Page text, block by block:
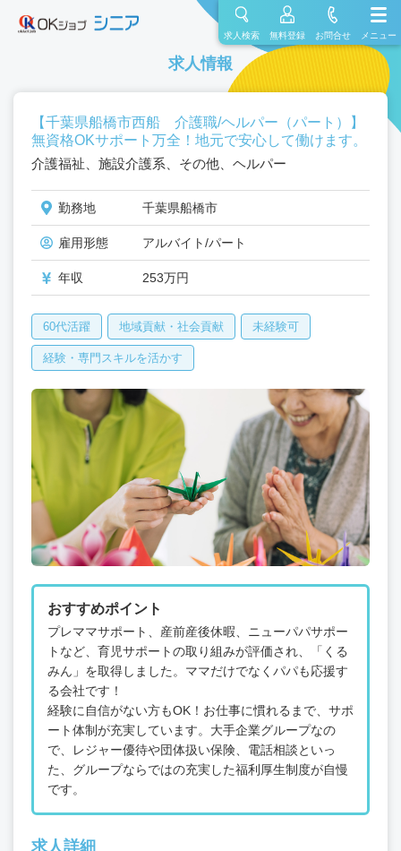
求人検索 無料登録 お問合せ メニュー
求人情報
【千葉県船橋市西船 介護職/ヘルパー（パート）】
無資格OKサポート万全！地元で安心して働けます。
介護福祉、施設介護系、その他、ヘルパー
勤務地 千葉県船橋市
雇用形態 アルバイト/パート
年収 253万円
60代活躍 地域貢献・社会貢献 未経験可
経験・専門スキルを活かす
おすすめポイント
プレママサポート、産前産後休暇、ニューパパサポー
トなど、育児サポートの取り組みが評価され、「くる
みん」を取得しました。ママだけでなくパパも応援す
る会社です！
経験に自信がない方もOK！お仕事に慣れるまで、サポ
ート体制が充実しています。大手企業グループなの
で、レジャー優待や団体扱い保険、電話相談といっ
た、グループならではの充実した福利厚生制度が自慢
です。
求人詳細